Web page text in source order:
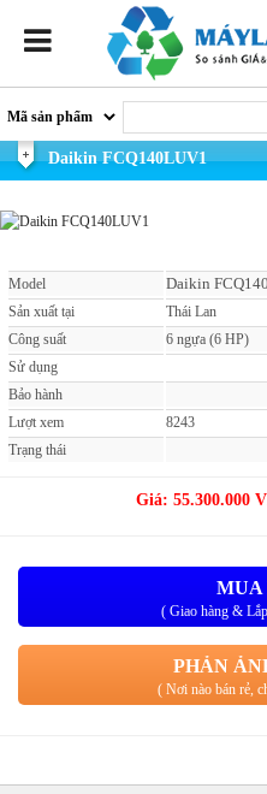
Daikin FCQ140LUV1
Model Daikin
Sản xuất tại
Thái Lan
Công suất
6 ngựa (6 HP)
Sử dụng
Bảo hành
Lượt xem
8243
Trạng thái
Giá: 55.300.000
MUA
( Giao hàng &
PHẢN
( Nơi nào bán rẻ,